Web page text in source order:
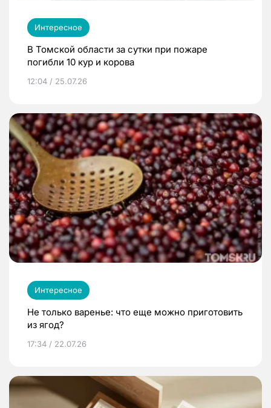
Интересное
В Томской области за сутки при пожаре
погибли 10 кур и корова
12:04 / 25.07.26
Интересное
Не только варенье: что еще можно приготовить
из ягод?
17:34 / 22.07.26